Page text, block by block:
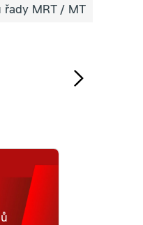
řady MRT / MT